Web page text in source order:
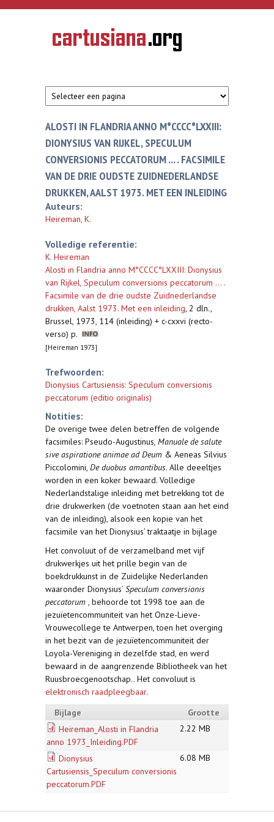
Overslaan en naar de inhoud gaan
CARTUSIANA
Geschiedenis
van de
ALOSTI IN FLANDRIA ANNO M°CCCC°LXXIII:
DIONYSIUS VAN RIJKEL, SPECULUM
CONVERSIONIS PECCATORUM ... . FACSIMILE
VAN DE DRIE OUDSTE ZUIDNEDERLANDSE
DRUKKEN, AALST 1973. MET EEN INLEIDING
Auteurs:
Heireman, K.
Volledige referentie:
K. Heireman
Alosti in Flandria anno M°CCCC°LXXIII: Dionysius
van Rijkel, Speculum conversionis peccatorum ... .
Facsimile van de drie oudste Zuidnederlandse
drukken, Aalst 1973. Met een inleiding, 2 dln.,
Brussel, 1973, 114 (inleiding) + c-cxxvi (recto-
verso) p.
[Heireman 1973]
Trefwoorden:
Dionysius Cartusiensis: Speculum conversionis
peccatorum (editio originalis)
Notities:
De overige twee delen betreffen de volgende
facsimiles: Pseudo-Augustinus, Manuale de salute
sive aspiratione animae ad Deum & Aeneas Silvius
Piccolomini, De duobus amantibus. Alle deeeltjes
worden in een koker bewaard. Volledige
Nederlandstalige inleiding met betrekking tot de
drie drukwerken (de voetnoten staan aan het eind
van de inleiding), alsook een kopie van het
facsimile van het Dionysius’ traktaatje in bijlage
Het convoluut of de verzamelband met vijf
drukwerkjes uit het prille begin van de
boekdrukkunst in de Zuidelijke Nederlanden
waaronder Dionysius’ Speculum conversionis
peccatorum , behoorde tot 1998 toe aan de
jezuïetencommuniteit van het Onze-Lieve-
Vrouwecollege te Antwerpen, toen het overging
in het bezit van de jezuïetencommuniteit der
Loyola-Vereniging in dezelfde stad, en werd
bewaard in de aangrenzende Bibliotheek van het
Ruusbroecgenootschap.. Het convoluut is
elektronisch raadpleegbaar.
Bijlage
Grootte
Heireman_Alosti in Flandria
anno 1973_Inleiding.PDF
2.22 MB
Dionysius
Cartusiensis_Speculum conversionis
peccatorum.PDF
6.08 MB